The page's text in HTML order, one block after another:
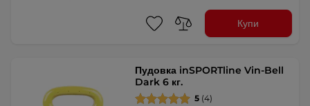
Купи
Пудовка inSPORTline Vin-Bell
Dark 6 кг.
5 (4)